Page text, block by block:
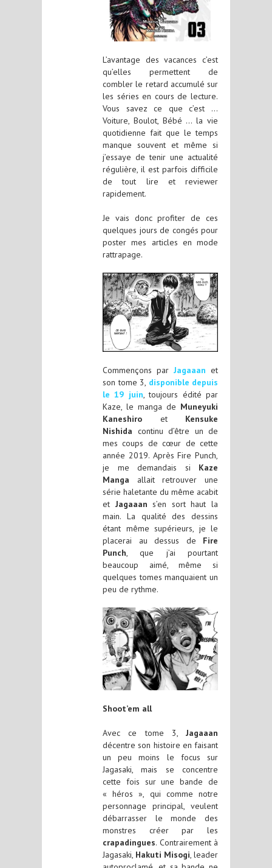
L’avantage des vacances c’est
qu’elles permettent de
combler le retard accumulé sur
les séries en cours de lecture.
Vous savez ce que c’est …
Voiture, Boulot, Bébé … la vie
quotidienne fait que le temps
manque souvent et même si
j’essaye de tenir une actualité
régulière, il est parfois difficile
de tout lire et reviewer
rapidement.
Je vais donc profiter de ces
quelques jours de congés pour
poster mes articles en mode
rattrapage.
Commençons par Jagaaan et
son tome 3, disponible depuis
le 19 juin, toujours édité par
Kaze, le manga de Muneyuki
Kaneshiro et Kensuke
Nishida continu d’être un de
mes coups de cœur de cette
année 2019. Après Fire Punch,
je me demandais si Kaze
Manga allait retrouver une
série haletante du même acabit
et Jagaaan s’en sort haut la
main. La qualité des dessins
étant même supérieurs, je le
placerai au dessus de Fire
Punch, que j’ai pourtant
beaucoup aimé, même si
quelques tomes manquaient un
peu de rythme.
Shoot’em all
Avec ce tome 3, Jagaaan
décentre son histoire en faisant
un peu moins le focus sur
Jagasaki, mais se concentre
cette fois sur une bande de
« héros », qui comme notre
personnage principal, veulent
débarrasser le monde des
monstres créer par les
crapadingues. Contrairement à
Jagasaki, Hakuti Misogi, leader